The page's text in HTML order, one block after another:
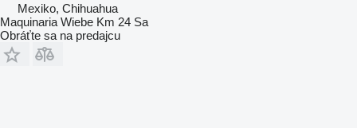
Mexiko, Chihuahua
Maquinaria Wiebe Km 24 Sa
Obráťte sa na predajcu